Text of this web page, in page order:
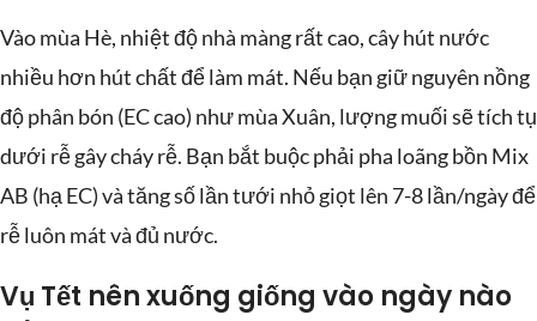
Vào mùa Hè, nhiệt độ nhà màng rất cao, cây hút nước
nhiều hơn hút chất để làm mát. Nếu bạn giữ nguyên nồng
độ phân bón (EC cao) như mùa Xuân, lượng muối sẽ tích tụ
dưới rễ gây cháy rễ. Bạn bắt buộc phải pha loãng bồn Mix
AB (hạ EC) và tăng số lần tưới nhỏ giọt lên 7-8 lần/ngày để
rễ luôn mát và đủ nước.
Vụ Tết nên xuống giống vào ngày nào